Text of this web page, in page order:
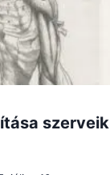
szerveik